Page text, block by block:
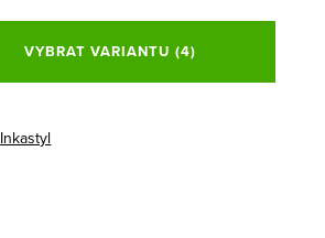
VYBRAT VARIANTU (4)
Inkastyl